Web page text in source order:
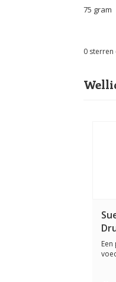
75 gram
0 sterren